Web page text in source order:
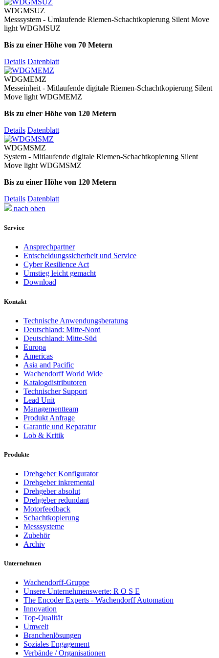
WDGMSUZ
Messsystem - Umlaufende Riemen-Schachtkopierung Silent Move
light WDGMSUZ
Bis zu einer Höhe von 70 Metern
Details Datenblatt
WDGMEMZ
Messeinheit - Mitlaufende digitale Riemen-Schachtkopierung Silent
Move light WDGMEMZ
Bis zu einer Höhe von 120 Metern
Details Datenblatt
WDGMSMZ
System - Mitlaufende digitale Riemen-Schachtkopierung Silent
Move light WDGMSMZ
Bis zu einer Höhe von 120 Metern
Details Datenblatt
nach oben
Service
Ansprechpartner
Entscheidungssicherheit und Service
Cyber Resilience Act
Umstieg leicht gemacht
Download
Kontakt
Technische Anwendungsberatung
Deutschland: Mitte-Nord
Deutschland: Mitte-Süd
Europa
Americas
Asia and Pacific
Wachendorff World Wide
Katalogdistributoren
Technischer Support
Lead Unit
Managementteam
Produkt Anfrage
Garantie und Reparatur
Lob & Kritik
Produkte
Drehgeber Konfigurator
Drehgeber inkremental
Drehgeber absolut
Drehgeber redundant
Motorfeedback
Schachtkopierung
Messsysteme
Zubehör
Archiv
Unternehmen
Wachendorff-Gruppe
Unsere Unternehmenswerte: R O S E
The Encoder Experts - Wachendorff Automation
Innovation
Top-Qualität
Umwelt
Branchenlösungen
Soziales Engagement
Verbände / Organisationen